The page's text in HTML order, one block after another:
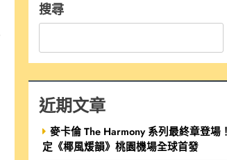
搜尋
近期文章
麥卡倫 The Harmony 系列最終章登場
定《椰風煖韻》桃園機場全球首發